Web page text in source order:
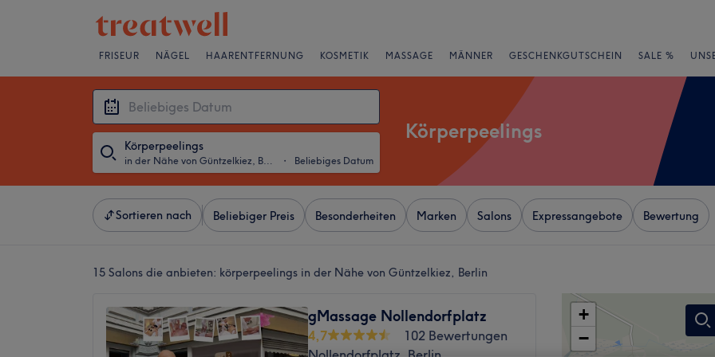
FRISEUR NÄGEL HAARENTFERNUNG KOSMETIK MASSAGE MÄNNER GESCHENKGUTSCHEIN SALE %
Körperpeelings
in der Nähe von Güntzelkiez, Berlin ・ Beliebiges Datum
Körperpeelings
Sortieren nach Beliebiger Preis Besonderheiten Marken Salons Expressangebote Bewertung
15 Salons die anbieten: körperpeelings in der Nähe von Güntzelkiez, Berlin
gMassage Nollendorfplatz
4,7
102 Bewertungen
+
−